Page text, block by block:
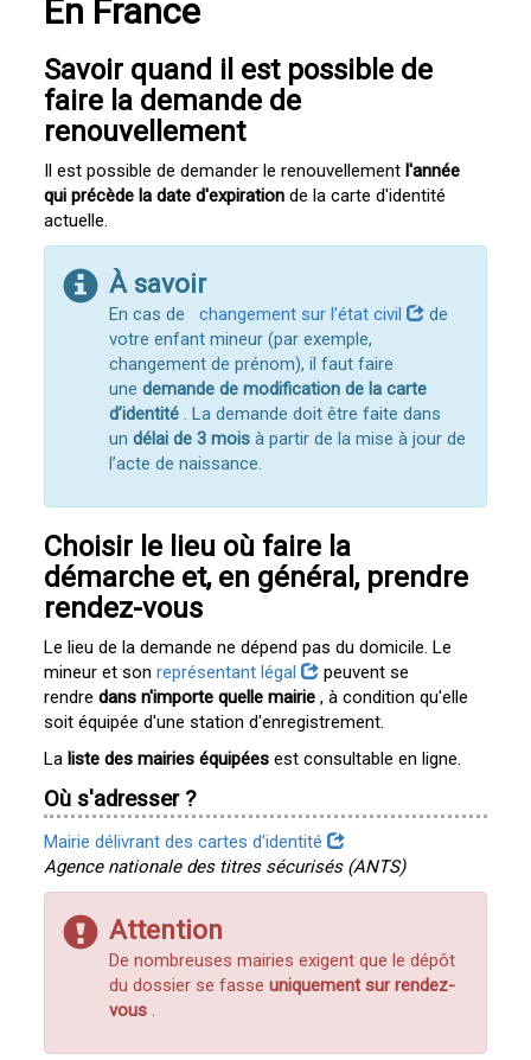
En France
Savoir quand il est possible de
faire la demande de
renouvellement
Il est possible de demander le renouvellement l'année
qui précède la date d'expiration de la carte d'identité
actuelle.
À savoir
En cas de changement sur l’état civil
de
votre enfant mineur (par exemple,
changement de prénom), il faut faire
unedemande de modification de la carte
d’identité . La demande doit être faite dans
undélai de 3 mois à partir de la mise à jour de
l’acte de naissance.
Choisir le lieu où faire la
démarche et, en général, prendre
rendez-vous
Le lieu de la demande ne dépend pas du domicile. Le
mineur et sonreprésentant légal
peuvent se
rendredans n'importe quelle mairie , à condition qu'elle
soit équipée d'une station d'enregistrement.
La liste des mairies équipées est consultable en ligne.
Où s'adresser ?
Mairie délivrant des cartes d'identité
Agence nationale des titres sécurisés (ANTS)
Attention
De nombreuses mairies exigent que le dépôt
du dossier se fasseuniquement sur rendez-
vous .